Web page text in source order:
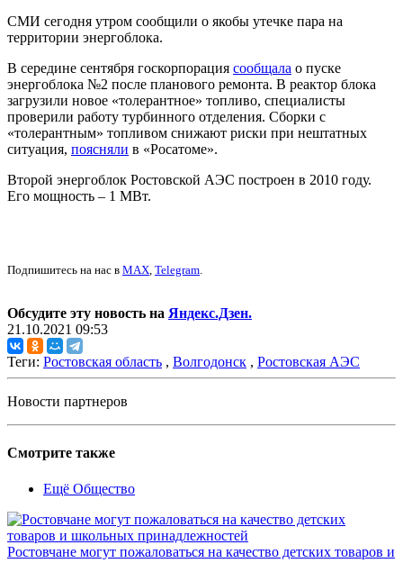
СМИ сегодня утром сообщили о якобы утечке пара на
территории энергоблока.
В середине сентября госкорпорация сообщала о пуске
энергоблока №2 после планового ремонта. В реактор блока
загрузили новое «толерантное» топливо, специалисты
проверили работу турбинного отделения. Сборки с
«толерантным» топливом снижают риски при нештатных
ситуация, поясняли в «Росатоме».
Второй энергоблок Ростовской АЭС построен в 2010 году.
Его мощность – 1 МВт.
Подпишитесь на нас в MAX, Telegram.
Обсудите эту новость на Яндекс.Дзен.
21.10.2021 09:53
Теги: Ростовская область , Волгодонск , Ростовская АЭС
Новости партнеров
Смотрите также
Ещё Общество
Ростовчане могут пожаловаться на качество детских товаров и